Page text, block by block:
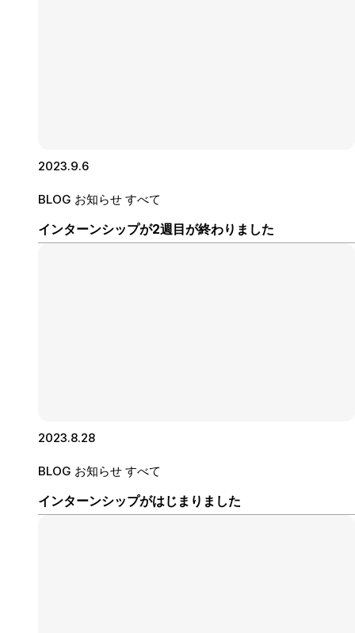
2023.9.6
BLOG お知らせ すべて
インターンシップが2週目が終わりました
2023.8.28
BLOG お知らせ すべて
インターンシップがはじまりました